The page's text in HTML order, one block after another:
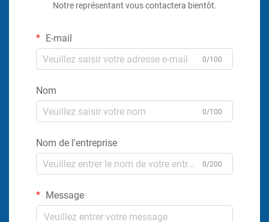
Notre représentant vous contactera bientôt.
E-mail
0/100
Nom
0/100
Nom de l'entreprise
0/200
Message